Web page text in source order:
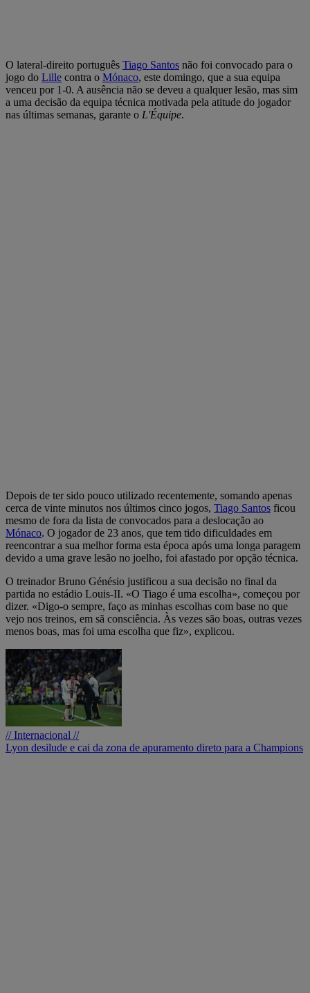
O lateral-direito português Tiago Santos não foi convocado para o
jogo do Lille contra o Mónaco, este domingo, que a sua equipa
venceu por 1-0. A ausência não se deveu a qualquer lesão, mas sim
a uma decisão da equipa técnica motivada pela atitude do jogador
nas últimas semanas, garante o L'Équipe.
Depois de ter sido pouco utilizado recentemente, somando apenas
cerca de vinte minutos nos últimos cinco jogos, Tiago Santos ficou
mesmo de fora da lista de convocados para a deslocação ao
Mónaco. O jogador de 23 anos, que tem tido dificuldades em
reencontrar a sua melhor forma esta época após uma longa paragem
devido a uma grave lesão no joelho, foi afastado por opção técnica.
O treinador Bruno Génésio justificou a sua decisão no final da
partida no estádio Louis-II. «O Tiago é uma escolha», começou por
dizer. «Digo-o sempre, faço as minhas escolhas com base no que
vejo nos treinos, em sã consciência. Às vezes são boas, outras vezes
menos boas, mas foi uma escolha que fiz», explicou.
// Internacional //
Lyon desilude e cai da zona de apuramento direto para a Champions